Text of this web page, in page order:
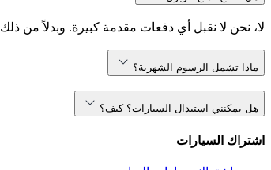
لا، نحن لا نقبل أي دفعات مقدمة كبيرة. وبدلاً من
ماذا تشمل الرسوم الشهرية؟
هل يمكنني استبدال السيارات؟ كيف؟
اشتراك السيارات